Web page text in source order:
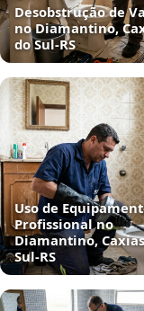
Desobstrução de
no Diamantino,
do Sul‑RS
Uso de
Profissional no
Diamantino,
Sul‑RS